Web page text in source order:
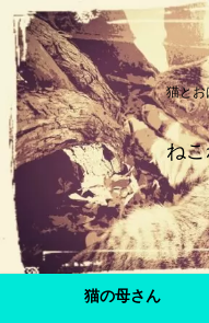
猫とお
ね
猫の母さん